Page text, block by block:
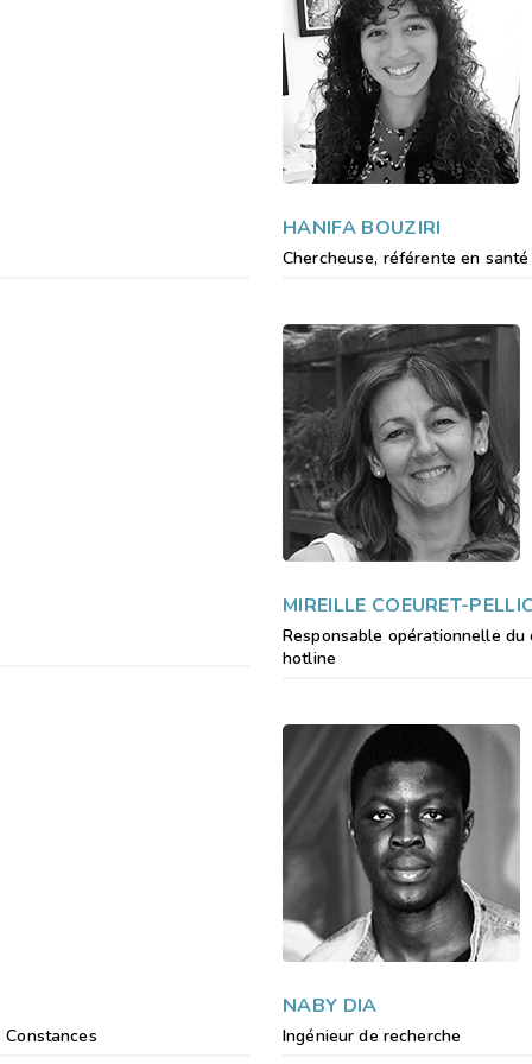
Eco. Celui-ci sollicitera très peu nos serveurs et vous deviendrez
l’écoconception.
Merci pour votre contribution !
ANNULER
HANIFA BOUZIRI
Chercheuse, référente en
MIREILLE COEURET-
Responsable opérationnelle
hotline
NABY DIA
Ingénieur de recherche